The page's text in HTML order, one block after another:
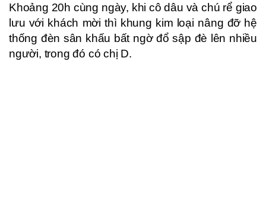
Khoảng 20h cùng ngày, khi cô dâu và chú rể giao
lưu với khách mời thì khung kim loại nâng đỡ hệ
thống đèn sân khấu bất ngờ đổ sập đè lên nhiều
người, trong đó có chị D.